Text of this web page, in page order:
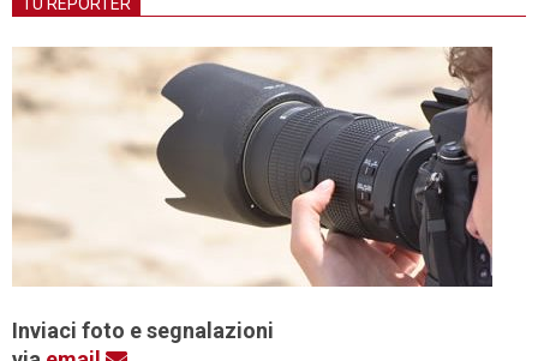
TU REPORTER
Inviaci foto e segnalazioni